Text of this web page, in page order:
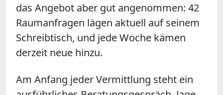
das Angebot aber gut angenommen: 42
Raumanfragen lägen aktuell auf seinem
Schreibtisch, und jede Woche kämen
derzeit neue hinzu.
Am Anfang jeder Vermittlung steht ein